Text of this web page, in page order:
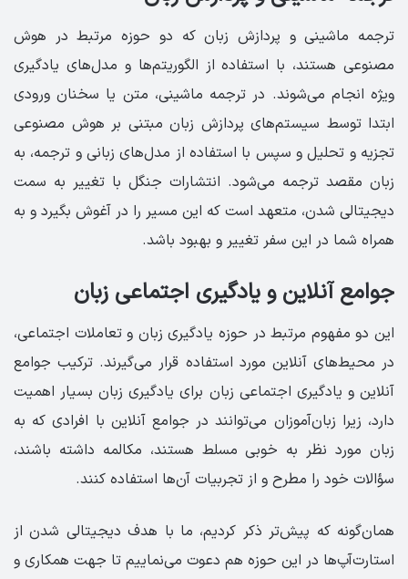
ترجمه ماشینی و پردازش زبان که دو حوزه مرتبط در هوش
مصنوعی هستند، با استفاده از الگوریتم‌ها و مدل‌های یادگیری
ویژه انجام می‌شوند. در ترجمه ماشینی، متن یا سخنان ورودی
ابتدا توسط سیستم‌های پردازش زبان مبتنی بر هوش مصنوعی
تجزیه و تحلیل و سپس با استفاده از مدل‌های زبانی و ترجمه، به
زبان مقصد ترجمه می‌شود. انتشارات جنگل با تغییر به سمت
دیجیتالی شدن، متعهد است که این مسیر را در آغوش بگیرد و به
‏همراه شما در این سفر تغییر و بهبود باشد. ‏
‏جوامع آنلاین و یادگیری اجتماعی زبان
این دو مفهوم مرتبط در حوزه یادگیری زبان و تعاملات اجتماعی،
در محیط‌های آنلاین مورد استفاده قرار می‌گیرند. ترکیب جوامع
آنلاین و یادگیری اجتماعی زبان برای یادگیری زبان بسیار اهمیت
دارد، زیرا زبان‌آموزان می‌توانند در جوامع آنلاین با افرادی که به
زبان مورد نظر به خوبی مسلط هستند، مکالمه داشته باشند،
سؤالات خود را مطرح و از تجربیات آن‌ها استفاده کنند.
همان‌گونه که پیش‌تر ذکر کردیم، ما با هدف دیجیتالی شدن از
استارت‌آپ‌ها در این حوزه هم دعوت می‌نماییم تا جهت همکاری و